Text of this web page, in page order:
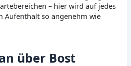
– hier wird auf jedes
Aufenthalt so angenehm wie
über Bost